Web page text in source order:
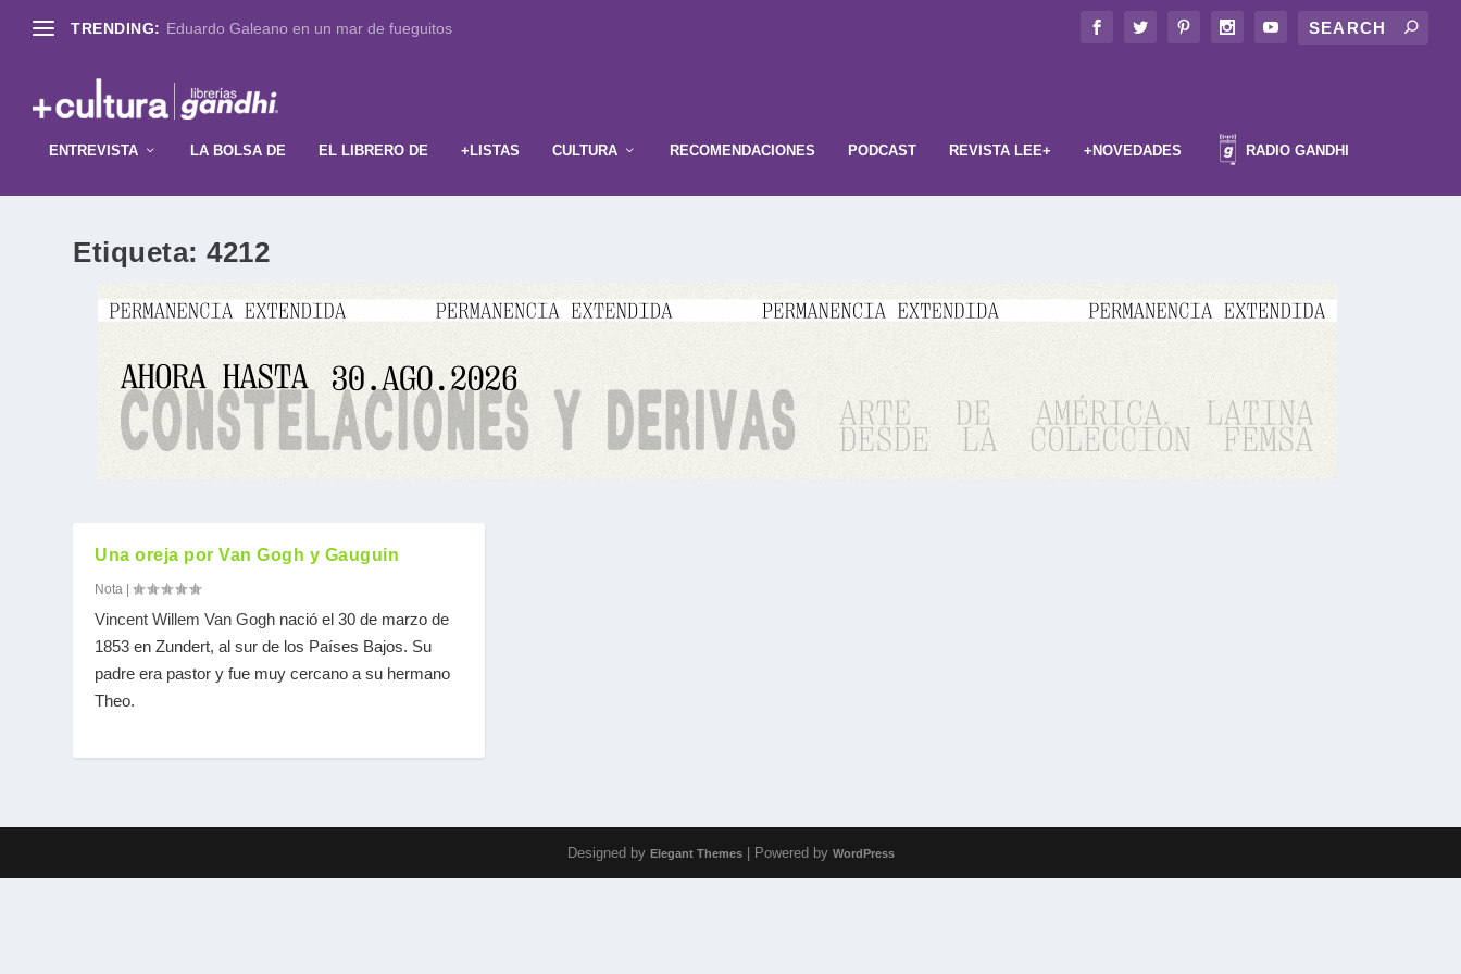
TRENDING: Eduardo Galeano en un mar de fueguitos
ENTREVISTA LA BOLSA DE EL LIBRERO DE +LISTAS CULTURA RECOMENDACIONES PODCAST REVISTA LEE+ +NOVEDADES RADIO GANDHI
Etiqueta:4212
Una oreja por Van Gogh y Gauguin
Nota |
Vincent Willem Van Gogh nació el 30 de marzo de
1853 en Zundert, al sur de los Países Bajos. Su
padre era pastor y fue muy cercano a su hermano
Theo.
Designed by Elegant Themes| Powered by WordPress